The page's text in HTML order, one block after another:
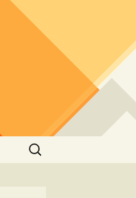
Suchen
nach: